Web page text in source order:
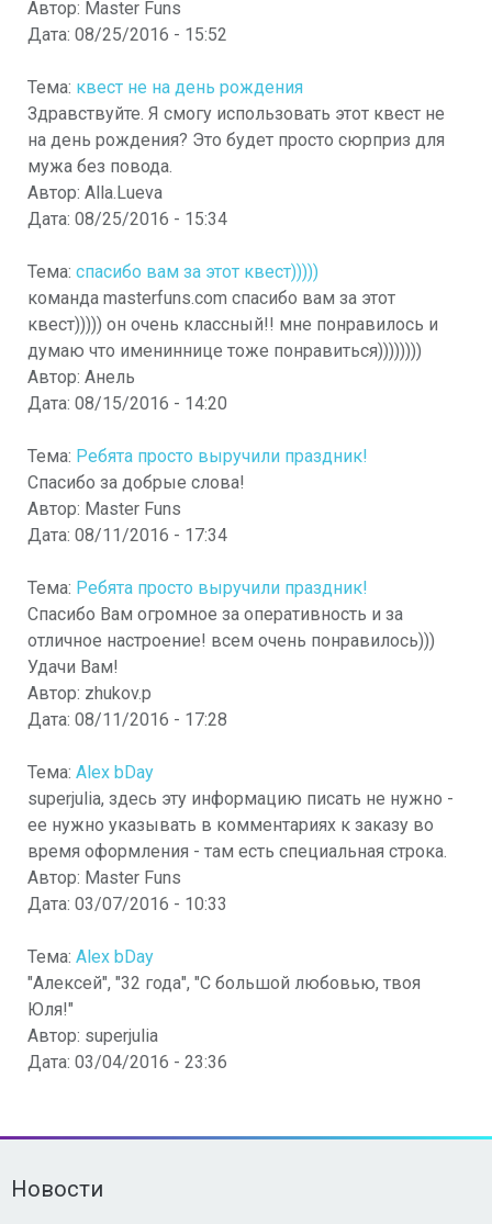
Автор: Master Funs
Дата: 08/25/2016 - 15:52
Тема: квест не на день рождения
Здравствуйте. Я смогу использовать этот квест не
на день рождения? Это будет просто сюрприз для
мужа без повода.
Автор: Alla.Lueva
Дата: 08/25/2016 - 15:34
Тема: спасибо вам за этот квест)))))
команда masterfuns.com спасибо вам за этот
квест))))) он очень классный!! мне понравилось и
думаю что имениннице тоже понравиться))))))))
Автор: Анель
Дата: 08/15/2016 - 14:20
Тема: Ребята просто выручили праздник!
Спасибо за добрые слова!
Автор: Master Funs
Дата: 08/11/2016 - 17:34
Тема: Ребята просто выручили праздник!
Спасибо Вам огромное за оперативность и за
отличное настроение! всем очень понравилось)))
Удачи Вам!
Автор: zhukov.p
Дата: 08/11/2016 - 17:28
Тема: Alex bDay
superjulia, здесь эту информацию писать не нужно -
ее нужно указывать в комментариях к заказу во
время оформления - там есть специальная строка.
Автор: Master Funs
Дата: 03/07/2016 - 10:33
Тема: Alex bDay
"Алексей", "32 года", "С большой любовью, твоя
Юля!"
Автор: superjulia
Дата: 03/04/2016 - 23:36
Новости